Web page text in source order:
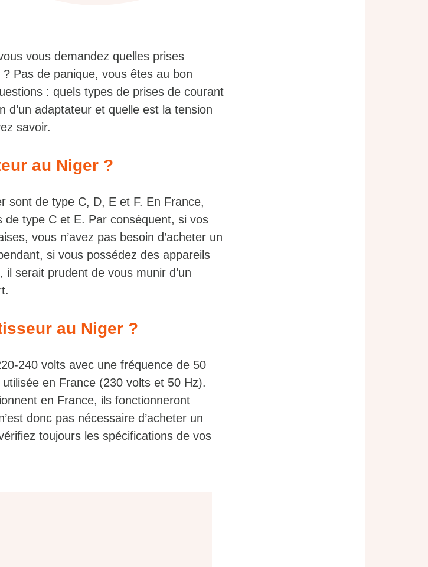
vous demandez quelles prises
Pas de panique, vous êtes au bon
: quels types de prises de courant
d’un adaptateur et quelle est la tension
savoir.
au Niger ?
sont de type C, D, E et F. En France,
de type C et E. Par conséquent, si vos
vous n’avez pas besoin d’acheter un
si vous possédez des appareils
serait prudent de vous munir d’un
au Niger ?
240 volts avec une fréquence de 50
en France (230 volts et 50 Hz).
en France, ils fonctionneront
donc pas nécessaire d’acheter un
toujours les spécifications de vos